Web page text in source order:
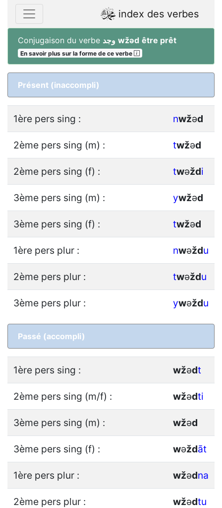
index des verbes
Conjugaison du verbe وجد wžǝd être prêt
En savoir plus sur la forme de ce verbe
Présent (inaccompli)
1ère pers sing : nwžǝd
2ème pers sing (m) : twžǝd
2ème pers sing (f) : twǝždi
3ème pers sing (m) : ywžǝd
3ème pers sing (f) : twžǝd
1ère pers plur : nwǝždu
2ème pers plur : twǝždu
3ème pers plur : ywǝždu
Passé (accompli)
1ère pers sing : wžǝdt
2ème pers sing (m/f) : wžǝdti
3ème pers sing (m) : wžǝd
3ème pers sing (f) : wǝždāt
1ère pers plur : wžǝdna
2ème pers plur : wžǝdtu